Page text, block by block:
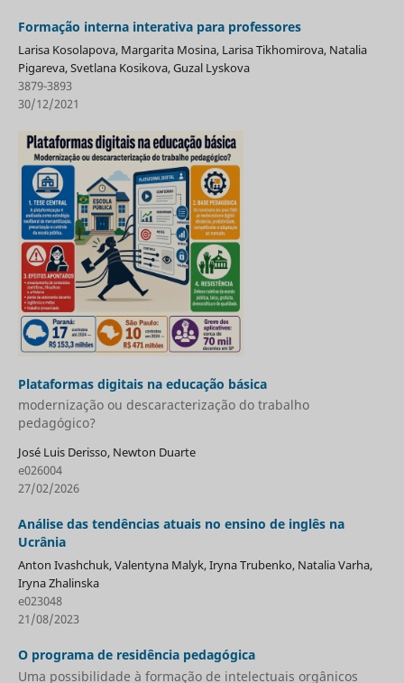
Formação interna interativa para professores
Larisa Kosolapova, Margarita Mosina, Larisa Tikhomirova, Natalia
Pigareva, Svetlana Kosikova, Guzal Lyskova
3879-3893
30/12/2021
Plataformas digitais na educação básica
modernização ou descaracterização do trabalho
pedagógico?
José Luis Derisso, Newton Duarte
e026004
27/02/2026
Análise das tendências atuais no ensino de inglês na
Ucrânia
Anton Ivashchuk, Valentyna Malyk, Iryna Trubenko, Natalia Varha,
Iryna Zhalinska
e023048
21/08/2023
O programa de residência pedagógica
Uma possibilidade à formação de intelectuais orgânicos